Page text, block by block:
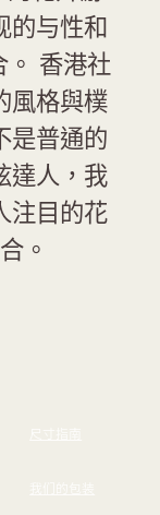
的与性和
。 香港社
風格與樸
是普通的
達人，我
注目的花
。